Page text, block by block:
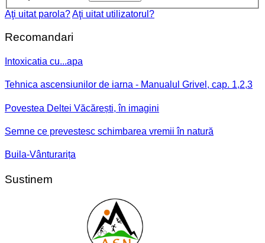
Aţi uitat parola?Aţi uitat utilizatorul?
Recomandari
Intoxicatia cu...apa
Tehnica ascensiunilor de iarna - Manualul Grivel, cap. 1,2,3
Povestea Deltei Văcărești, în imagini
Semne ce prevestesc schimbarea vremii în natură
Buila-Vânturarița
Sustinem